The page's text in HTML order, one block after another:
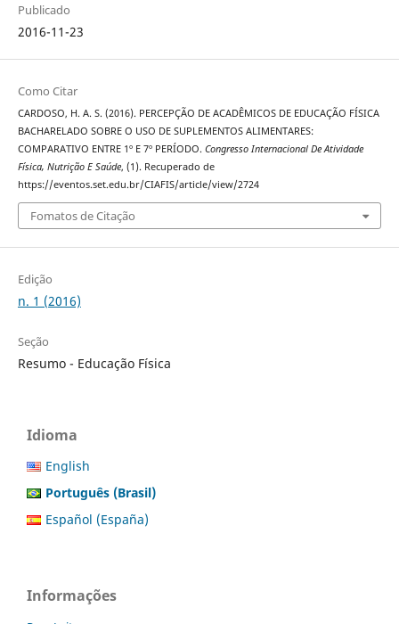
Publicado
2016-11-23
Como Citar
CARDOSO, H. A. S. (2016). PERCEPÇÃO DE ACADÊMICOS DE EDUCAÇÃO FÍSICA
BACHARELADO SOBRE O USO DE SUPLEMENTOS ALIMENTARES:
COMPARATIVO ENTRE 1º E 7º PERÍODO. Congresso Internacional De Atividade
Física, Nutrição E Saúde, (1). Recuperado de
https://eventos.set.edu.br/CIAFIS/article/view/2724
Fomatos de Citação
Edição
n. 1 (2016)
Seção
Resumo - Educação Física
Idioma
English
Português (Brasil)
Español (España)
Informações